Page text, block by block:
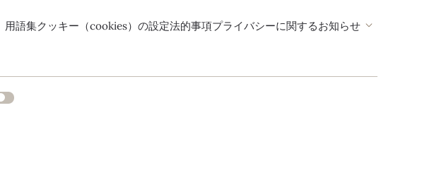
用語集クッキー（cookies）の設定法的事項プライバシーに関するお知らせ